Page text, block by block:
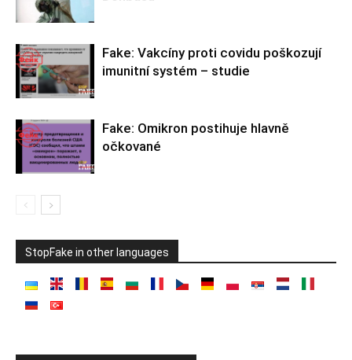
Fake: Vakcíny proti covidu poškozují
imunitní systém – studie
Fake: Omikron postihuje hlavně
očkované
StopFake in other languages